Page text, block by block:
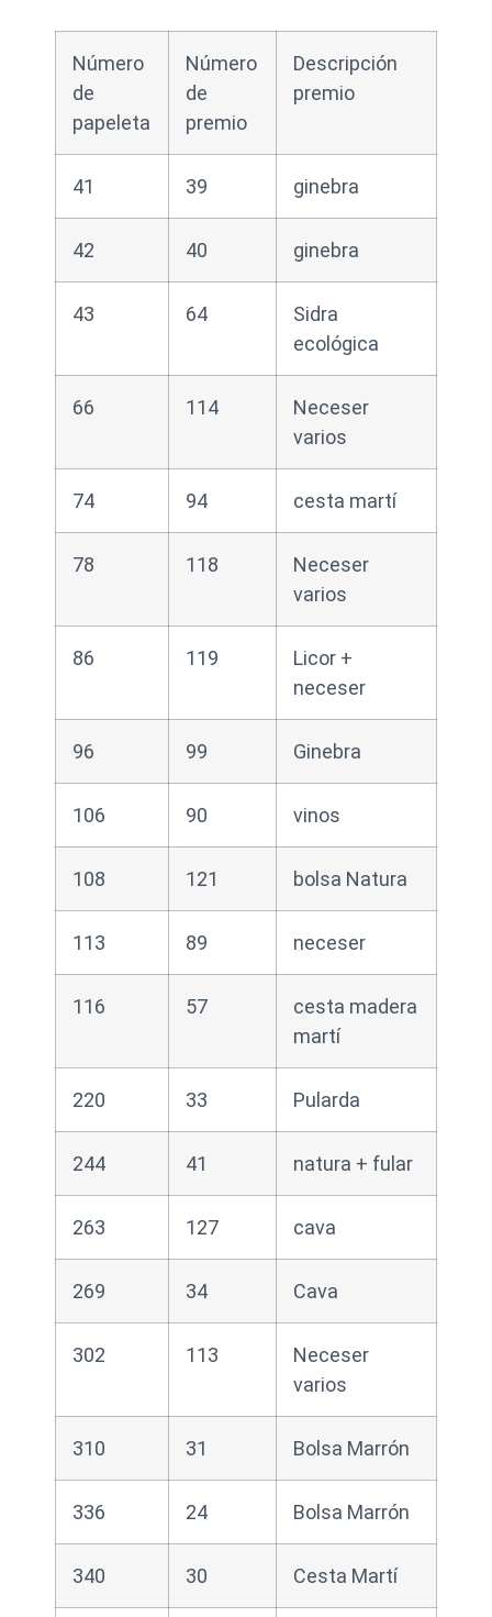
Número
de
papeleta
Número
de
premio
Descripción
premio
41 39 ginebra
42 40 ginebra
43 64
Sidra
ecológica
66 114
Neceser
varios
74 94 cesta martí
78 118
Neceser
varios
86 119
Licor +
neceser
96 99 Ginebra
106 90 vinos
108 121 bolsa Natura
113 89 neceser
116 57
cesta madera
martí
220 33 Pularda
244 41 natura + fular
263 127 cava
269 34 Cava
302 113
Neceser
varios
310 31 Bolsa Marrón
336 24 Bolsa Marrón
340 30 Cesta Martí